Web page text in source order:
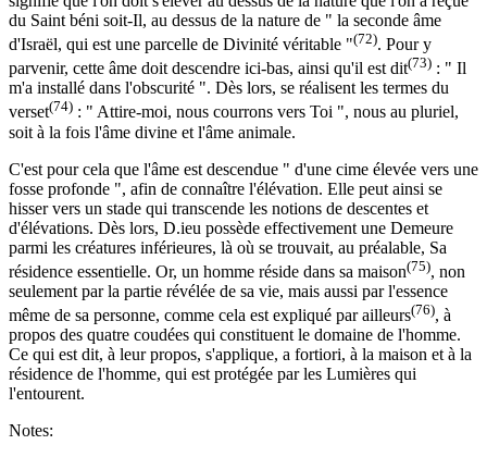
du Saint béni soit-Il, au dessus de la nature de " la seconde âme
d'Israël, qui est une parcelle de Divinité véritable "(72). Pour y
parvenir, cette âme doit descendre ici-bas, ainsi qu'il est dit(73) : " Il
m'a installé dans l'obscurité ". Dès lors, se réalisent les termes du
verset(74) : " Attire-moi, nous courrons vers Toi ", nous au pluriel,
soit à la fois l'âme divine et l'âme animale.
C'est pour cela que l'âme est descendue " d'une cime élevée vers une
fosse profonde ", afin de connaître l'élévation. Elle peut ainsi se
hisser vers un stade qui transcende les notions de descentes et
d'élévations. Dès lors, D.ieu possède effectivement une Demeure
parmi les créatures inférieures, là où se trouvait, au préalable, Sa
résidence essentielle. Or, un homme réside dans sa maison(75), non
seulement par la partie révélée de sa vie, mais aussi par l'essence
même de sa personne, comme cela est expliqué par ailleurs(76), à
propos des quatre coudées qui constituent le domaine de l'homme.
Ce qui est dit, à leur propos, s'applique, a fortiori, à la maison et à la
résidence de l'homme, qui est protégée par les Lumières qui
l'entourent.
Notes: